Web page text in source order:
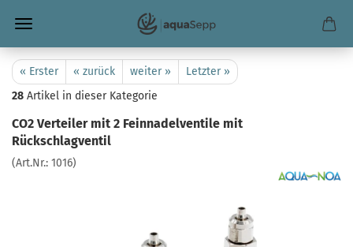
« Erster « zurück weiter »
Letzter »
28 Artikel in dieser Kategorie
CO2 Verteiler mit 2 Feinnadelventile mit
Rückschlagventil
(Art.Nr.: 1016)